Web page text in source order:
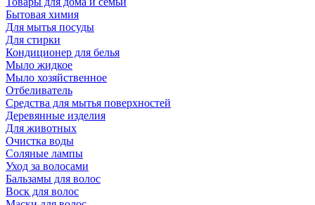
Бытовая химия
Для мытья посуды
Для стирки
Кондиционер для белья
Мыло жидкое
Мыло хозяйственное
Отбеливатель
Средства для мытья поверхностей
Деревянные изделия
Для животных
Очистка воды
Соляные лампы
Уход за волосами
Бальзамы для волос
Воск для волос